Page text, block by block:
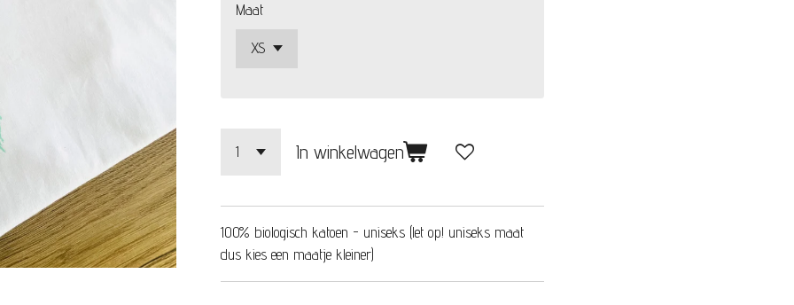
Maat
In winkelwagen
100% biologisch katoen - uniseks (let op! uniseks maat
dus kies een maatje kleiner)